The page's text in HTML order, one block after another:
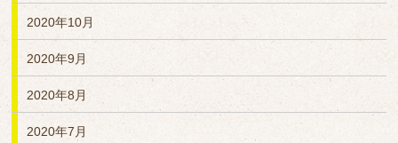
2020年10月
2020年9月
2020年8月
2020年7月